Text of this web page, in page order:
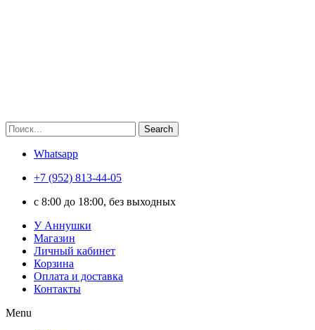
Search
Whatsapp
+7 (952) 813-44-05
c 8:00 до 18:00, без выходных
У Аннушки
Магазин
Личный кабинет
Корзина
Оплата и доставка
Контакты
Menu